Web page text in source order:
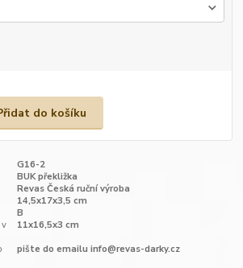
do košíku
G16-2
BUK překližka
Revas Česká ruční výroba
14,5x17x3,5 cm
B
v
11x16,5x3 cm
pište do emailu info@revas-darky.cz